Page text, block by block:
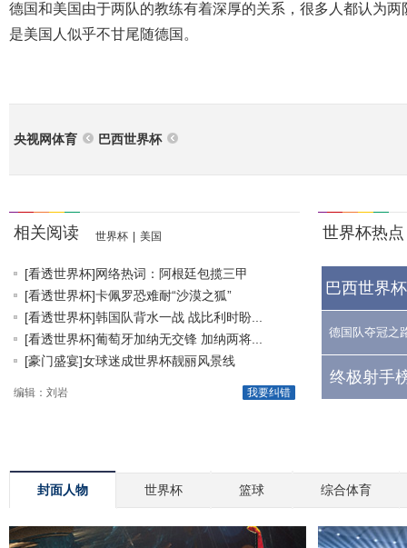
德国和美国由于两队的教练有着深厚的关系，很多人都认为
是美国人似乎不甘尾随德国。
央视网体育 巴西世界杯
相关阅读 世界杯 美国
[看透世界杯]网络热词：阿根廷包揽三甲
[看透世界杯]卡佩罗恐难耐“沙漠之狐”
[看透世界杯]韩国队背水一战 战比利时盼...
[看透世界杯]葡萄牙加纳无交锋 加纳两将...
[豪门盛宴]女球迷成世界杯靓丽风景线
我要纠错
编辑：刘岩
世界杯热点
巴西世界
德国队夺冠之
终极射手
封面人物 世界杯 篮球 综合体育